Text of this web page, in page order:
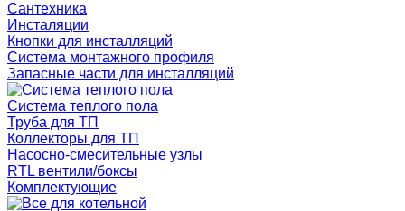
Сантехника
Инсталяции
Кнопки для инсталляций
Система монтажного профиля
Запасные части для инсталляций
Система теплого пола
Труба для ТП
Коллекторы для ТП
Насосно-смесительные узлы
RTL вентили/боксы
Комплектующие